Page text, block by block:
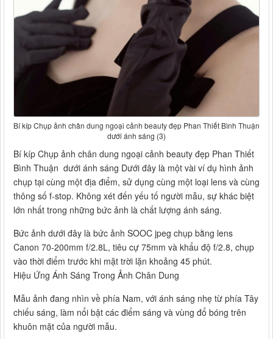
Bí kíp Chụp ảnh chân dung ngoại cảnh beauty đẹp Phan Thiết Bình Thuận
dưới ánh sáng (3)
Bí kíp Chụp ảnh chân dung ngoại cảnh beauty đẹp Phan Thiết
Bình Thuận dưới ánh sáng Dưới đây là một vài ví dụ hình ảnh
chụp tại cùng một địa điểm, sử dụng cùng một loại lens và cùng
thông số f-stop. Không xét đến yếu tố người mẫu, sự khác biệt
lớn nhất trong những bức ảnh là chất lượng ánh sáng.
Bức ảnh dưới đây là bức ảnh SOOC jpeg chụp bằng lens
Canon 70-200mm f/2.8L, tiêu cự 75mm và khẩu độ f/2.8, chụp
vào thời điểm trước khi mặt trời lặn khoảng 45 phút.
Hiệu Ứng Ánh Sáng Trong Ảnh Chân Dung
Mẫu ảnh đang nhìn về phía Nam, với ánh sáng nhẹ từ phía Tây
chiếu sáng, làm nổi bật các điểm sáng và vùng đổ bóng trên
khuôn mặt của người mẫu.